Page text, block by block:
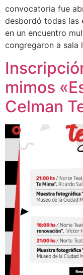
convocatoria fue
desbordó todas las
en un encuentro
congregaron a sala
mimos
Celman